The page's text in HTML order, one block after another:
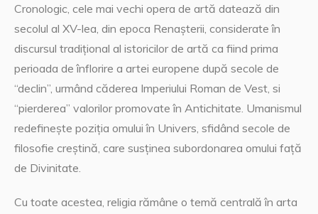
Cronologic, cele mai vechi opera de artă datează din
secolul al XV-lea, din epoca Renașterii, considerate în
discursul tradițional al istoricilor de artă ca fiind prima
perioada de înflorire a artei europene după secole de
“declin”, urmând căderea Imperiului Roman de Vest, si
“pierderea” valorilor promovate în Antichitate. Umanismul
redefinește poziția omului în Univers, sfidând secole de
filosofie creștină, care susținea subordonarea omului față
de Divinitate.
Cu toate acestea, religia rămâne o temă centrală în arta